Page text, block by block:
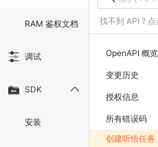
RAM 鉴权文档
调试
SDK
安装
找不到 API ? 点
OpenAPI 概览
变更历史
授权信息
所有错误码
创建听悟任务